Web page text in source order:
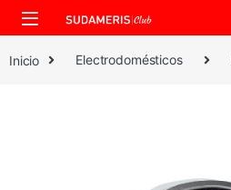
Skip to navigation
Skip to content
Inicio Electrodomésticos